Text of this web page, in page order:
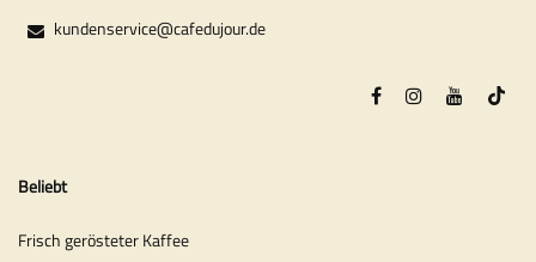
kundenservice@cafedujour.de
Beliebt
Frisch gerösteter Kaffee